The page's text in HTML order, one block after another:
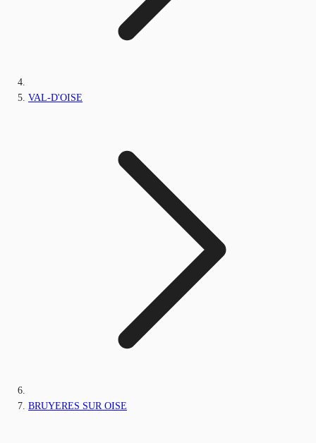
VAL-D'OISE
BRUYERES SUR OISE